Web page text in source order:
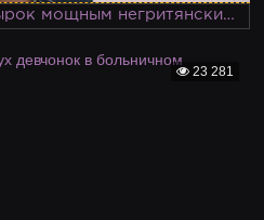
23 281